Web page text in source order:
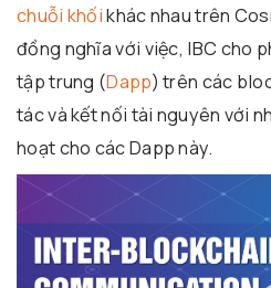
chuỗi khốikhác nhau trên
đồng nghĩa với việc, IBC cho
tập trung (Dapp) trên các
tác và kết nối tài nguyên với
hoạt cho các Dapp này.